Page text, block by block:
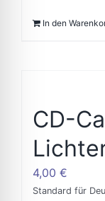
In den
CD-
4,00 €
Standard für